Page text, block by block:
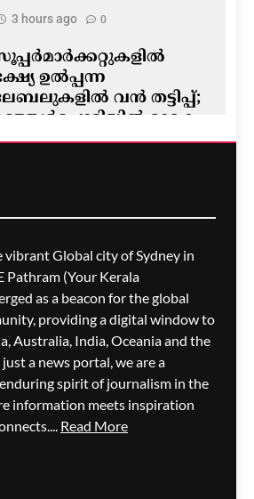
3 hours ago 0
ഉൽപ്പന്ന
വൻ തട്ടിപ്പ്;
മാരക
മോട്ടോർവേയിൽ
ട്രക്കിന് തീപിടിച്ചു;
മലയാളി
ബാധിച്ചു
ഗീത ദാസ്‌ 3 hours ago
vibrant Global city of Sydney in
Pathram (Your Kerala
as a beacon for the global
providing a digital window to
Australia, India, Oceania and the
a news portal, we are a
spirit of journalism in the
information meets inspiration
Read More